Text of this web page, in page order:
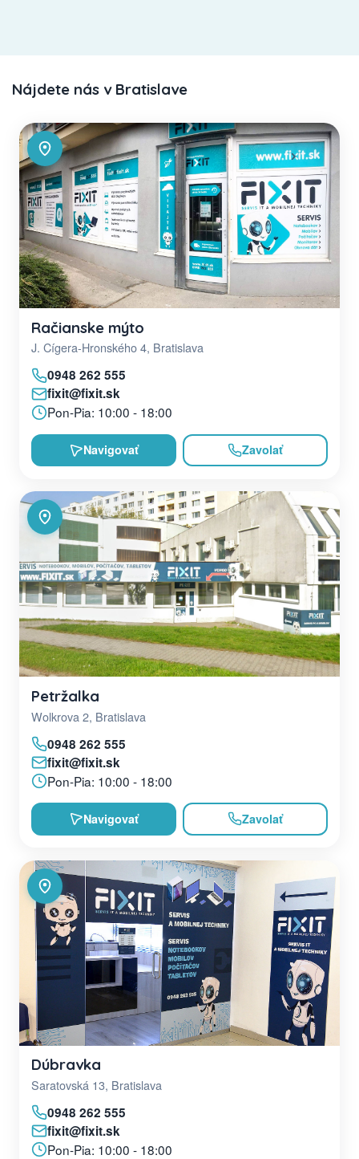
Nájdete nás v Bratislave
Račianske mýto
J. Cígera-Hronského 4, Bratislava
0948 262 555
fixit@fixit.sk
Pon-Pia: 10:00 - 18:00
Navigovať Zavolať
Petržalka
Wolkrova 2, Bratislava
0948 262 555
fixit@fixit.sk
Pon-Pia: 10:00 - 18:00
Navigovať Zavolať
Dúbravka
Saratovská 13, Bratislava
0948 262 555
fixit@fixit.sk
Pon-Pia: 10:00 - 18:00